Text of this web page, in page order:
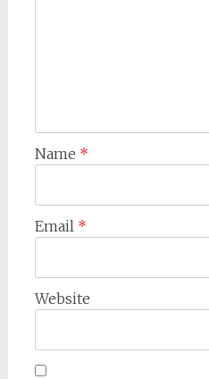
Name *
Email *
Website